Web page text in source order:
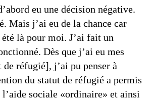
eu une décision négative.
Mais j’ai eu de la chance car
là pour moi. J’ai fait un
Dès que j’ai eu mes
réfugié], j’ai pu penser à
du statut de réfugié a permis
sociale «ordinaire» et ainsi